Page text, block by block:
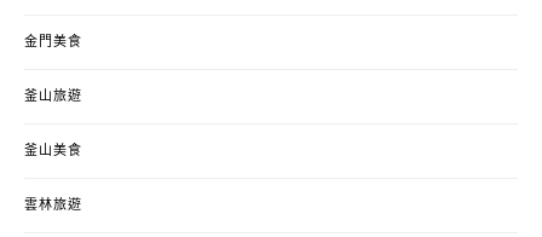
金門美食
釜山旅遊
釜山美食
雲林旅遊